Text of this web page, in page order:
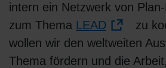
intern ein Netzwerk von
zum Thema LEAD
zu
wollen wir den weltweiten
Thema fördern und die